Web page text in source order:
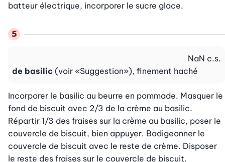
batteur électrique, incorporer le sucre glace.
de basilic (voir «Suggestion»), finement haché
NaN c.s.
Incorporer le basilic au beurre en pommade. Masquer le
fond de biscuit avec 2/3 de la crème au basilic.
Répartir 1/3 des fraises sur la crème au basilic, poser le
couvercle de biscuit, bien appuyer. Badigeonner le
couvercle de biscuit avec le reste de crème. Disposer
le reste des fraises sur le couvercle de biscuit.